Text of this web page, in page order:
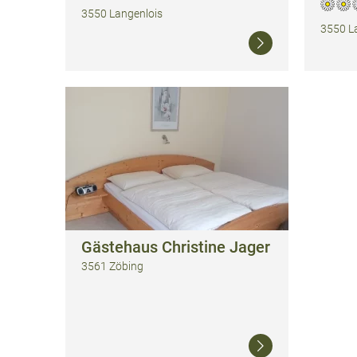
3550 Langenlois
3550
Gästehaus Christine Jager
3561 Zöbing